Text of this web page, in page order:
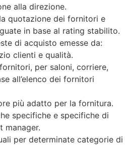
alla direzione.
quotazione dei fornitori e
in base al rating stabilito.
di acquisto emesse da:
clienti e qualità.
per saloni, corriere,
all’elenco dei fornitori
più adatto per la fornitura.
specifiche e specifiche di
manager.
per determinate categorie di